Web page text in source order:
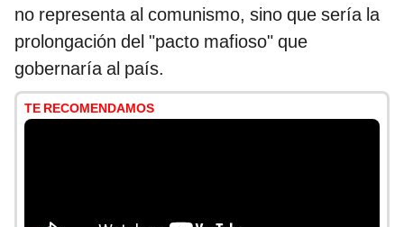
no representa al comunismo, sino que sería la
prolongación del "pacto mafioso" que
gobernaría al país.
TE RECOMENDAMOS